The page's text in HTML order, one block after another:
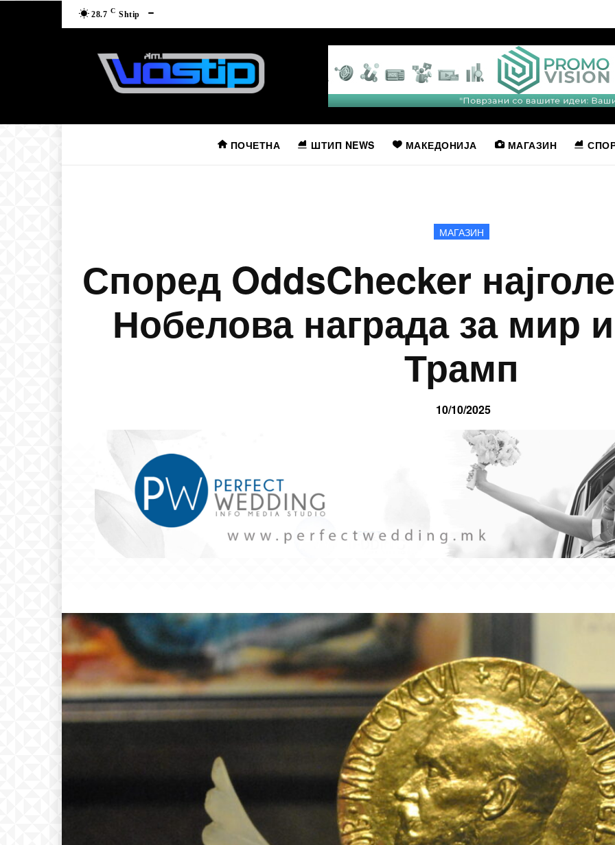
28.7 C Shtip
ПОЧЕТНА ШТИП NEWS МАКЕДОНИЈА МАГАЗИН
МАГАЗИН
Според OddsChecker
Нобелова награда за мир
Трамп
10/10/2025